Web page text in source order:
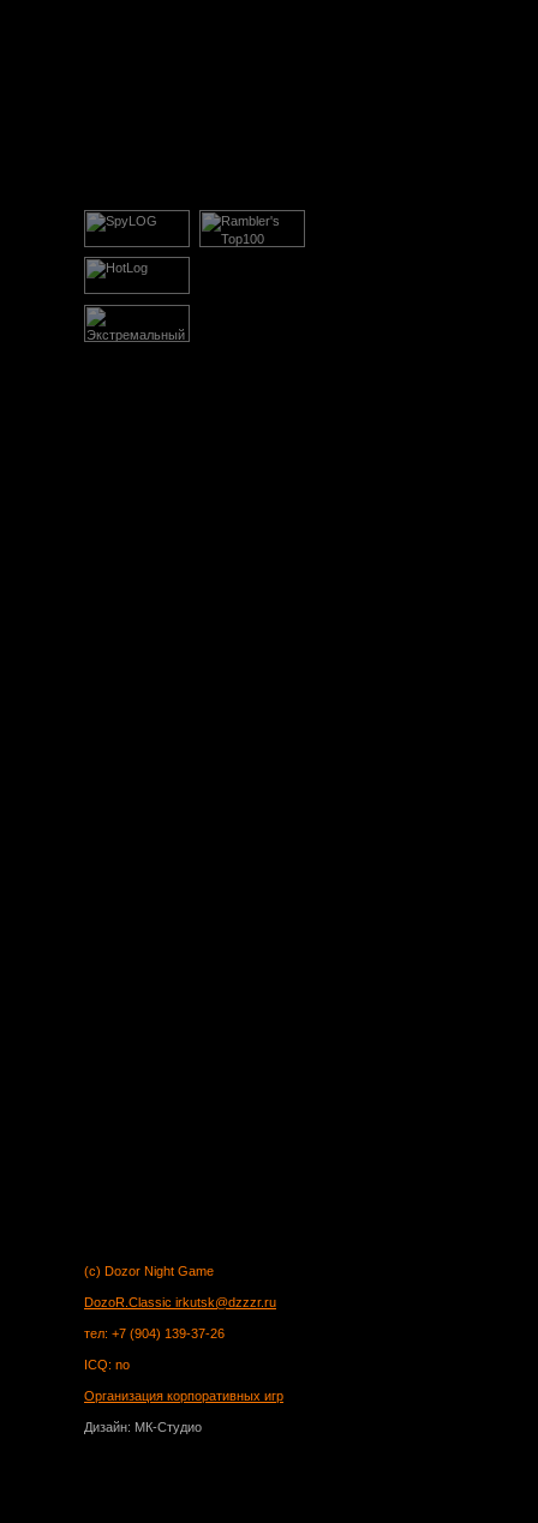
(c) Dozor Night Game
DozoR.Classic irkutsk@dzzzr.ru
тел: +7 (904) 139-37-26
ICQ: no
Организация корпоративных игр
Дизайн: МК-Студио